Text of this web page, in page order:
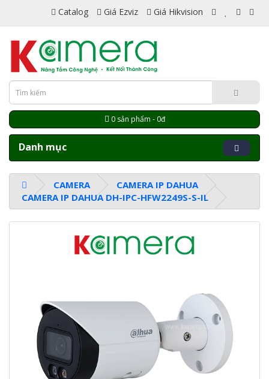
Catalog Giá Ezviz Giá Hikvision
0 sản phẩm - 0đ
Danh mục
CAMERA
CAMERA IP DAHUA
CAMERA IP DAHUA DH-IPC-HFW2249S-S-IL